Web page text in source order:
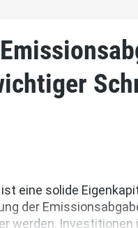
eine solide
der
werden, Investitionen